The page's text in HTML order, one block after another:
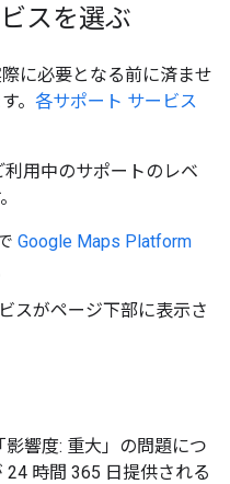
スを選ぶ
に必要となる前に済ませ
。 各サポート サービス
用中のサポートのレベ
Google Maps Platform
スがページ下部に表示さ
響度: 重大」の問題につ
時間 365 日提供される